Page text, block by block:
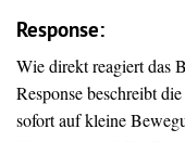
Response:
Wie direkt reagiert das
Response beschreibt
sofort auf kleine